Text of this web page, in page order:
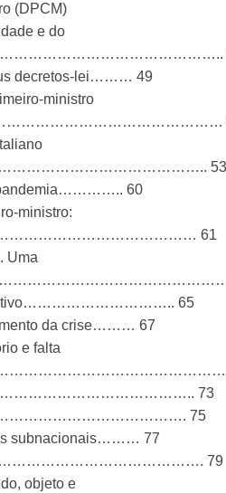
(DPCM)
e do
decretos-lei……… 49
ministro
53
pandemia………….. 60
ministro:
61
Uma
65
da crise……… 67
e falta
73
75
subnacionais……… 77
79
objeto e